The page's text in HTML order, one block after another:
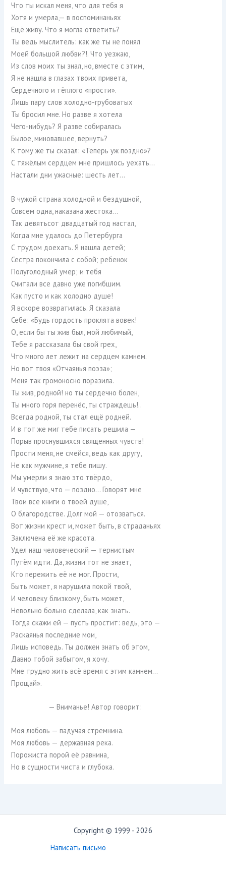
Что ты искал меня, что для тебя я
Хотя и умерла,— в воспоминаньях
Ещё живу. Что я могла ответить?
Ты ведь мыслитель: как же ты не понял
Моей большой любви?!. Что уезжаю,
Из слов моих ты знал, но, вместе с этим,
Я не нашла в глазах твоих привета,
Сердечного и тёплого «прости».
Лишь пару слов холодно-грубоватых
Ты бросил мне. Но разве я хотела
Чего-нибудь? Я разве собиралась
Былое, миновавшее, вернуть?
К тому же ты сказал: «Теперь уж поздно»?
С тяжёлым сердцем мне пришлось уехать…
Настали дни ужасные: шесть лет…
В чужой страна холодной и бездушной,
Совсем одна, наказана жестока…
Так девятьсот двадцатый год настал,
Когда мне удалось до Петербурга
С трудом доехать. Я нашла детей;
Сестра покончила с собой; ребенок
Полуголодный умер; и тебя
Считали все давно уже погибшим.
Как пусто и как холодно душе!
Я вскоре возвратилась. Я сказала
Себе: «Будь гордость проклята вовек!
О, если бы ты жив был, мой любимый,
Тебе я рассказала бы свой грех,
Что много лет лежит на сердцем камнем.
Но вот твоя «Отчаянья поэза»;
Меня так громоносно поразила.
Ты жив, родной! но ты сердечно болен,
Ты много горя перенёс, ты страждешь!..
Всегда родной, ты стал ещё родней.
И в тот же миг тебе писать решила —
Порыв проснувшихся священных чувств!
Прости меня, не смейся, ведь как другу,
Не как мужчине, я тебе пишу.
Мы умерли я знаю это твёрдо,
И чувствую, что — поздно… Говорят мне
Твои все книги о твоей душе,
О благородстве. Долг мой — отозваться.
Вот жизни крест и, может быть, в страданьях
Заключена её же красота.
Удел наш человеческий — тернистым
Путём идти. Да, жизни тот не знает,
Кто пережить её не мог. Прости,
Быть может, я нарушила покой твой,
И человеку близкому, быть может,
Невольно больно сделала, как знать.
Тогда скажи ей — пусть простит: ведь, это —
Раскаянья последние мои,
Лишь исповедь. Ты должен знать об этом,
Давно тобой забытом, я хочу.
Мне трудно жить всё время с этим камнем…
Прощай».
— Вниманье! Автор говорит:
Моя любовь — падучая стремнина.
Моя любовь — державная река.
Порожиста порой её равнина,
Но в сущности чиста и глубока.
Copyright © 1999 - 2026
Написать письмо